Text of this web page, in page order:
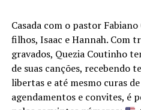
Casada com o pastor
filhos, Isaac e Hannah. Com
gravados, Quezia Coutinho
de suas canções, recebendo
libertas e até mesmo curas
agendamentos e convites, é